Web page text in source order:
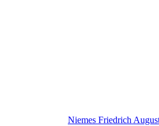
Niemes Friedrich